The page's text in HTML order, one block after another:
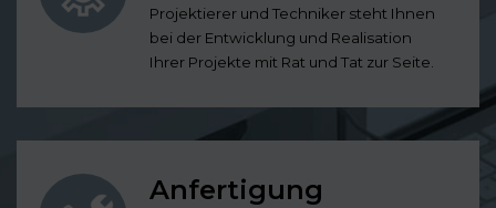
Projektierer und Techniker steht Ihnen
bei der Entwicklung und Realisation
Ihrer Projekte mit Rat und Tat zur Seite.
Anfertigung